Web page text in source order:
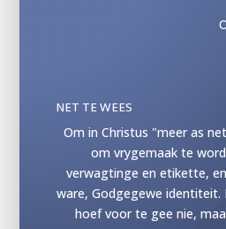
NET TE WEES
Om in Christus "meer as
om vrygemaak te
verwagtinge en etikette,
ware, Godgegewe identiteit.
hoef voor te gee nie,